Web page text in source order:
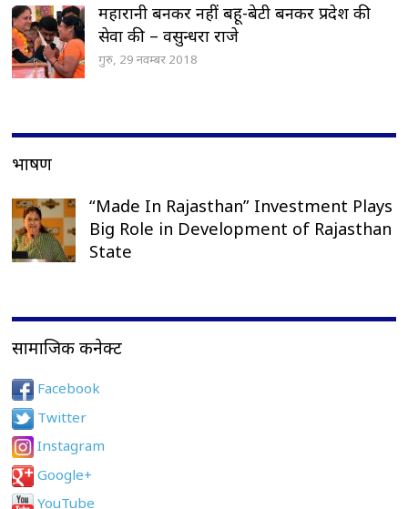
महारानी बनकर नहीं बहू-बेटी बनकर प्रदेश की
सेवा की – वसुन्धरा राजे
गुरु, 29 नवम्बर 2018
भाषण
“Made In Rajasthan” Investment Plays
Big Role in Development of Rajasthan
State
सामाजिक कनेक्ट
Facebook
Twitter
Instagram
Google+
YouTube